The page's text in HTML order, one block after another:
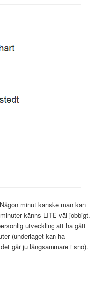
minut kanske man kan
känns LITE väl jobbigt.
utveckling att ha gått
(underlaget kan ha
går ju långsammare i snö).